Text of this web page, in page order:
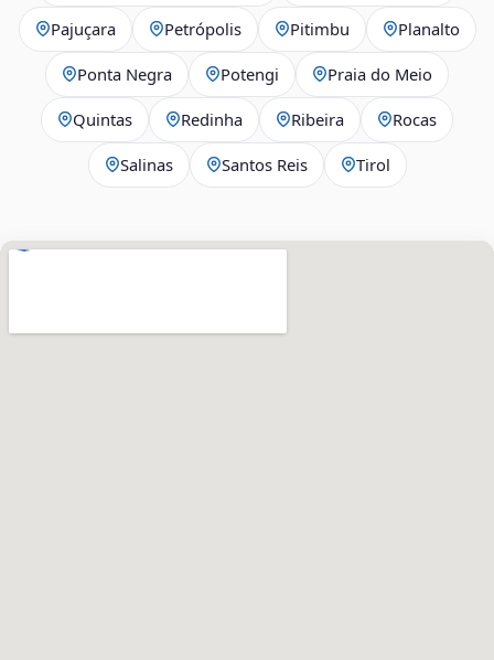
Pajuçara Petrópolis Pitimbu Planalto
Ponta Negra Potengi Praia do Meio
Quintas Redinha Ribeira Rocas
Salinas Santos Reis Tirol